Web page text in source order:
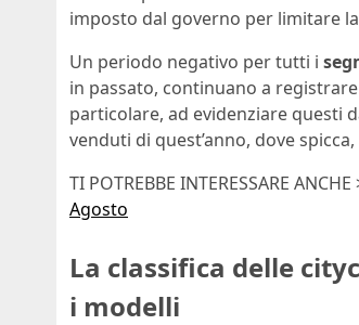
imposto dal governo per limitare
Un periodo negativo per tutti i
in passato, continuano a
particolare, ad evidenziare questi
venduti di quest’anno, dove
TI POTREBBE INTERESSARE ANCHE
Agosto
La classifica delle
i modelli